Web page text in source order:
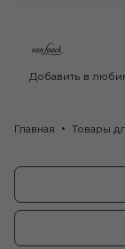
Добавить в
Главная Товары